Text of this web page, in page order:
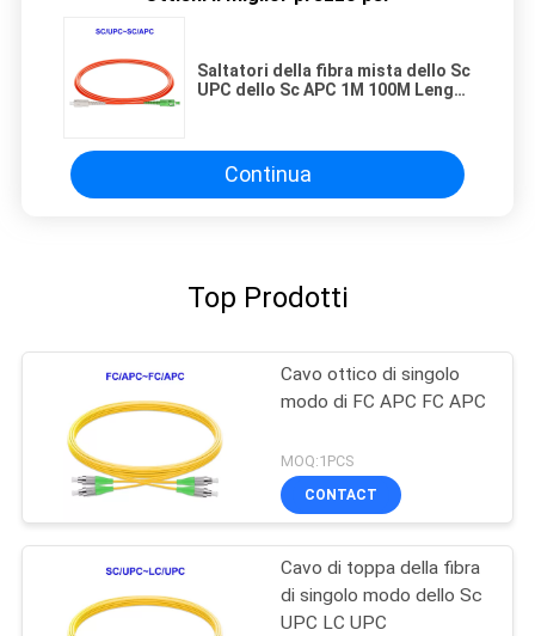
Saltatori della fibra mista dello Sc
UPC dello Sc APC 1M 100M Length
Continua
Top Prodotti
Cavo ottico di singolo
modo di FC APC FC APC
MOQ:1PCS
CONTACT
Cavo di toppa della fibra
di singolo modo dello Sc
UPC LC UPC